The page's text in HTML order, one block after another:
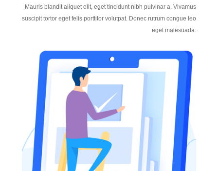
Mauris blandit aliquet elit, eget tincidunt nibh pulvinar a. Vivamus
suscipit tortor eget felis porttitor volutpat. Donec rutrum congue leo
eget malesuada.